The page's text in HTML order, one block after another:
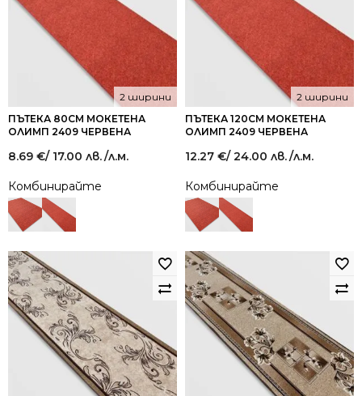
ПЪТЕКА 80СМ МОКЕТЕНА
ОЛИМП 2409 ЧЕРВЕНА
2 ширини
8.69 €/ 17.00 лв./л.м.
Комбинирайте
ПЪТЕКА 120СМ МОКЕТЕНА
ОЛИМП 2409 ЧЕРВЕНА
2 ширини
12.27 €/ 24.00 лв./л.м.
Комбинирайте